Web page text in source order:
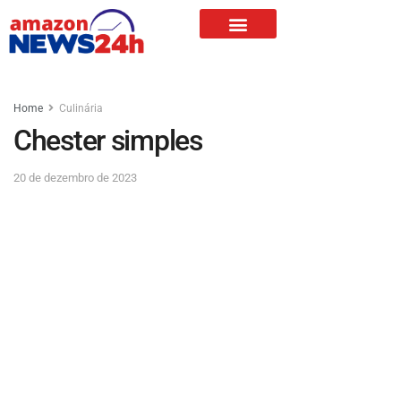
Home Culinária
Chester simples
20 de dezembro de 2023